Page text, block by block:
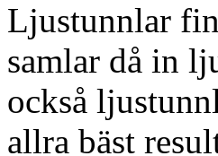
Ljustunnlar
samlar då in
också
allra bäst